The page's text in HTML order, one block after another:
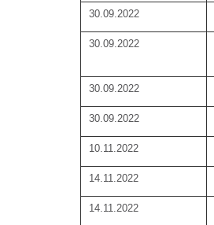
30.09.2022
30.09.2022
30.09.2022
30.09.2022
10.11.2022
14.11.2022
14.11.2022